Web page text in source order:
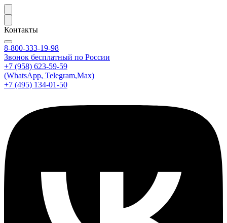
Контакты
8-800-333-19-98
Звонок бесплатный по России
+7 (958) 623-59-59
(WhatsApp, Telegram,Max)
+7 (495) 134-01-50